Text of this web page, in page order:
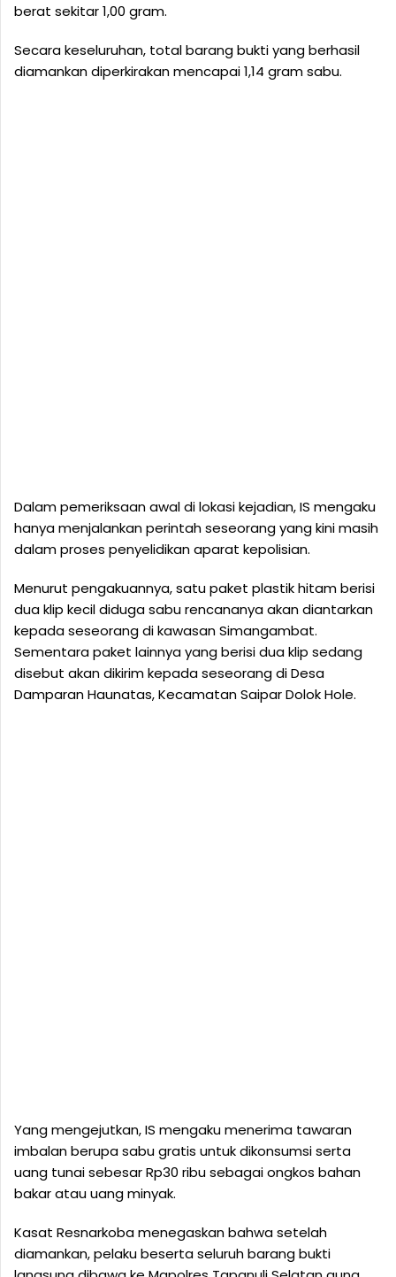
berat sekitar 1,00 gram.
Secara keseluruhan, total barang bukti yang berhasil
diamankan diperkirakan mencapai 1,14 gram sabu.
Dalam pemeriksaan awal di lokasi kejadian, IS mengaku
hanya menjalankan perintah seseorang yang kini masih
dalam proses penyelidikan aparat kepolisian.
Menurut pengakuannya, satu paket plastik hitam berisi
dua klip kecil diduga sabu rencananya akan diantarkan
kepada seseorang di kawasan Simangambat.
Sementara paket lainnya yang berisi dua klip sedang
disebut akan dikirim kepada seseorang di Desa
Damparan Haunatas, Kecamatan Saipar Dolok Hole.
Yang mengejutkan, IS mengaku menerima tawaran
imbalan berupa sabu gratis untuk dikonsumsi serta
uang tunai sebesar Rp30 ribu sebagai ongkos bahan
bakar atau uang minyak.
Kasat Resnarkoba menegaskan bahwa setelah
diamankan, pelaku beserta seluruh barang bukti